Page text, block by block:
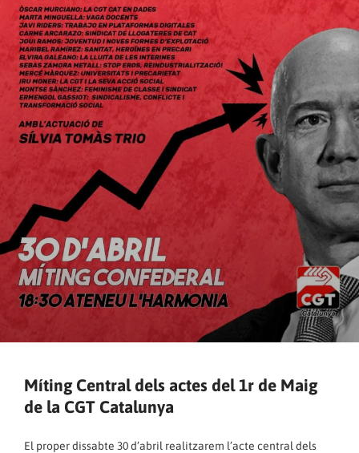
Míting Central dels actes del 1r de Maig
de la CGT Catalunya
El proper dissabte 30 d’abril realitzarem l’acte central dels